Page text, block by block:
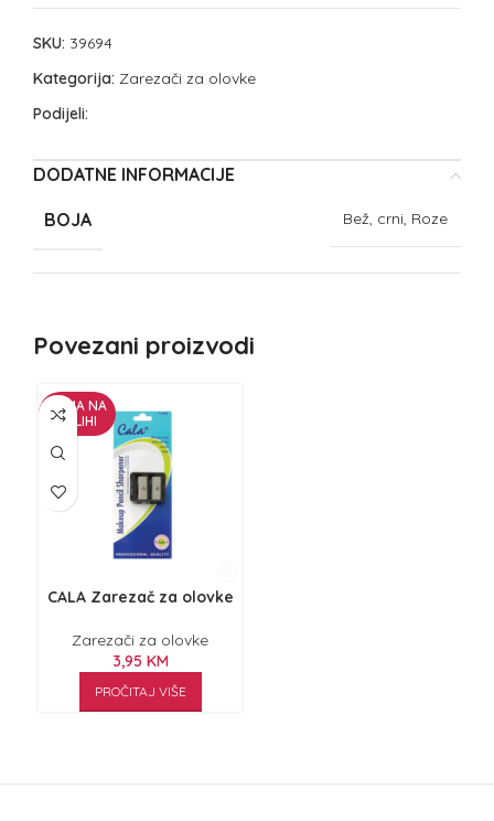
SKU: 39694
Kategorija: Zarezači za olovke
Podijeli:
DODATNE INFORMACIJE
BOJA Bež, crni, Roze
Povezani proizvodi
NEMA NA
ZALIHI
CALA Zarezač za olovke
Zarezači za olovke
3,95 KM
PROČITAJ VIŠE